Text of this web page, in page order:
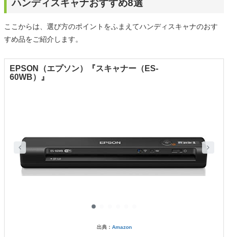
ハンディスキャナおすすめ8選
ここからは、選び方のポイントをふまえてハンディスキャナのおす
すめ品をご紹介します。
EPSON（エプソン）『スキャナー（ES-
60WB）』
出典： Amazon